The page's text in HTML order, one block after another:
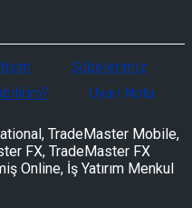
HEPS: 2Ç26 Sonuçları
Şubelerimiz
Uyarı Notu
TradeMaster Mobile,
FX, TradeMaster FX
Online, İş Yatırım Menkul